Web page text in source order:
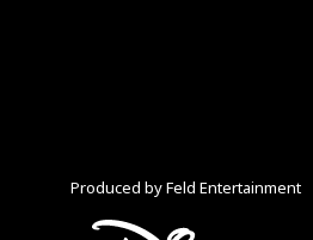
Produced by Feld Entertainment